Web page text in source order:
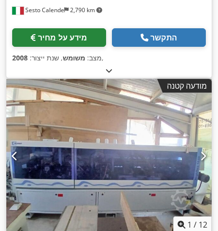
Sesto Calende 2,790 km
מידע על מחיר התקשר
מצב: משומש, שנת ייצור: 2008 ,
מודעה קטנה
1 / 12